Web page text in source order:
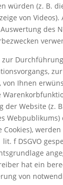
würden (z. B.
von Videos).
des
zur
von Ihnen
der Website (z.
Cookies),
lit. f DSGVO
hat ein
von